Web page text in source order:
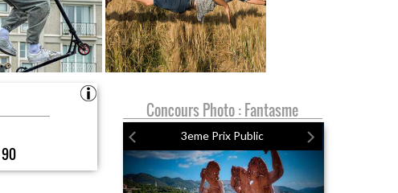
90
Concours Photo : Fantasme
3eme Prix Public